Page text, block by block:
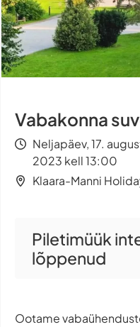
Vabakonna
Neljapäev, 17.
2023 kell 13:00
Klaara-Manni
Piletimüük
lõppenud
Ootame